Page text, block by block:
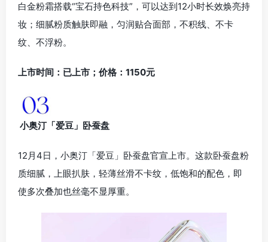
白金粉霜搭载“宝石持色科技”，可以达到12小时长效焕亮持
妆；细腻粉质触肤即融，匀润贴合面部，不积线、不卡
纹、不浮粉。
上市时间：已上市；价格：1150元
小奥汀「爱豆」卧蚕盘
12月4日，小奥汀「爱豆」卧蚕盘官宣上市。这款卧蚕盘粉
质细腻，上眼扒肤，轻薄丝滑不卡纹，低饱和的配色，即
使多次叠加也丝毫不显厚重。